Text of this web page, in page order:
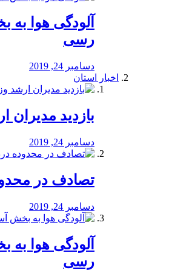
آلودگی هوا
رسی
دسامبر 24, 2019
اخبار استان
بازدید مدیران
دسامبر 24, 2019
تصادف در
دسامبر 24, 2019
آلودگی هوا
رسی